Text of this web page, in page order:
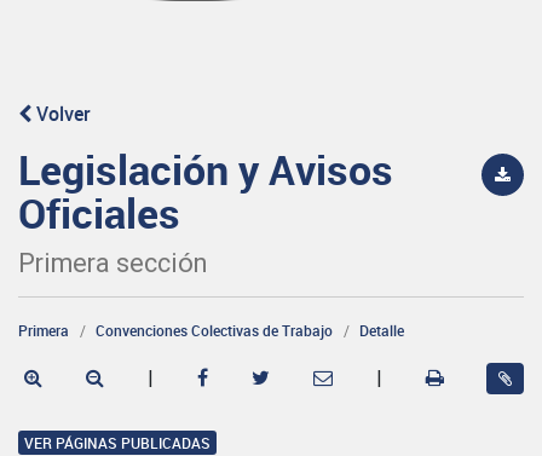
Volver
Legislación y Avisos
Oficiales
Primera sección
Primera Convenciones Colectivas de Trabajo Detalle
| |
VER PÁGINAS PUBLICADAS